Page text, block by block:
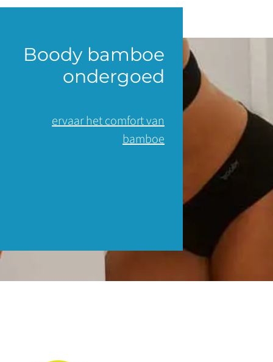
Boody bamboe
ondergoed
ervaar het comfort van
bamboe